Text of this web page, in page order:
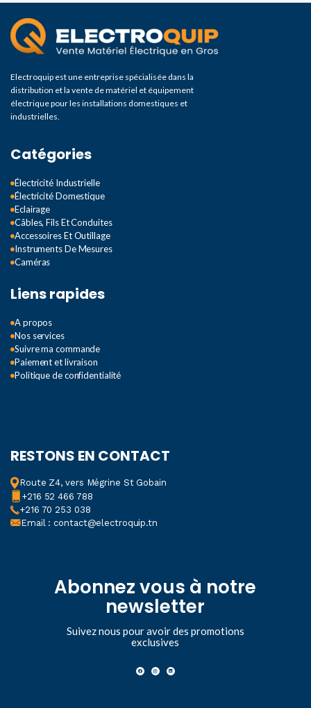
Electroquip est une entreprise spécialisée dans la
distribution et la vente de matériel et équipement
électrique pour les installations domestiques et
industrielles.
Catégories
Électricité Industrielle
Électricité Domestique
Eclairage
Câbles, Fils Et Conduites
Accessoires Et Outillage
Instruments De Mesures
Caméras
Liens rapides
A propos
Nos services
Suivre ma commande
Paiement et livraison
Politique de confidentialité
RESTONS EN CONTACT
Route Z4, vers Mégrine St Gobain
+216 52 466 788
+216 70 253 038
Email : contact@electroquip.tn
Abonnez vous à notre
newsletter
Suivez nous pour avoir des promotions
exclusives